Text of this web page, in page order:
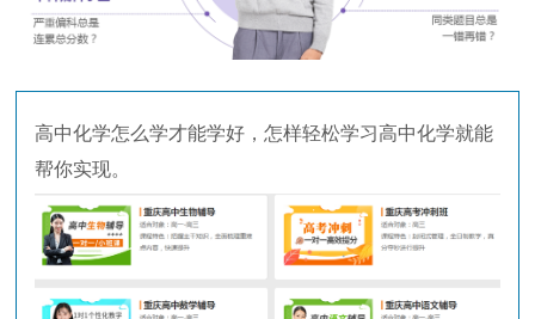
高中化学怎么学才能学好，怎样轻松学习高中化学就能
帮你实现。